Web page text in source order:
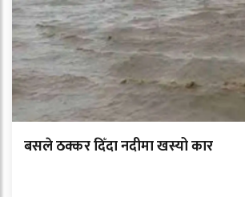
बसले ठक्कर दिँदा नदीमा खस्यो कार